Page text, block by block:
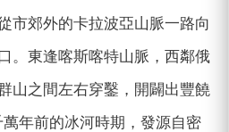
市郊外的卡拉波亞山脈一路向
。東逢喀斯喀特山脈，西鄰俄
山之間左右穿鑿，開闢出豐饒
年前的冰河時期，發源自密